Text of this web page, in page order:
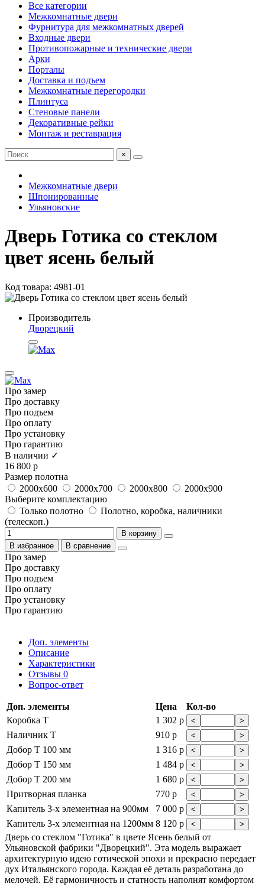
Все категории
Межкомнатные двери
Фурнитура для межкомнатных дверей
Входные двери
Противопожарные и технические двери
Арки
Порталы
Доставка и подъем
Межкомнатные перегородки
Плинтуса
Стеновые панели
Декоративные рейки
Монтаж и реставрация
×
Межкомнатные двери
Шпонированные
Ульяновские
Дверь Готика со стеклом
цвет ясень белый
Код товара: 4981-01
Производитель
Дворецкий
Про замер
Про доставку
Про подъем
Про оплату
Про установку
Про гарантию
В наличии ✓
16 800 р
Размер полотна
2000x600
2000x700 2000x800
2000x900
Выберите комплектацию
Только полотно
Полотно, коробка, наличники
(телескоп.)
В корзину
В избранное
В сравнение
Про замер
Про доставку
Про подъем
Про оплату
Про установку
Про гарантию
Доп. элементы
Описание
Характеристики
Отзывы 0
Вопрос-ответ
Доп. элементы Цена
Кол-во
Коробка Т
1 302 р < >
Наличник Т 910 р < >
Добор Т 100 мм 1 316 р < >
Добор Т 150 мм 1 484 р < >
Добор Т 200 мм 1 680 р < >
Притворная планка 770 р < >
Капитель 3-х элементная на 900мм 7 000 р < >
Капитель 3-х элементная на 1200мм 8 120 р < >
Дверь со стеклом "Готика" в цвете Ясень белый от
Ульяновской фабрики "Дворецкий". Эта модель выражает
архитектурную идею готической эпохи и прекрасно передает
дух Итальянского города. Каждая её деталь разработана до
мелочей. Её гармоничность и статность наполнят комфортом